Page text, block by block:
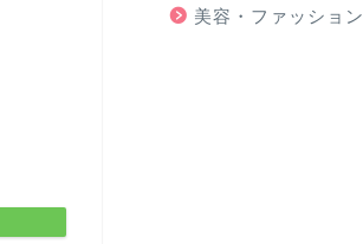
美容・ファッション